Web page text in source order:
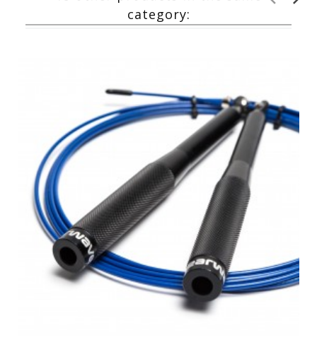
category: